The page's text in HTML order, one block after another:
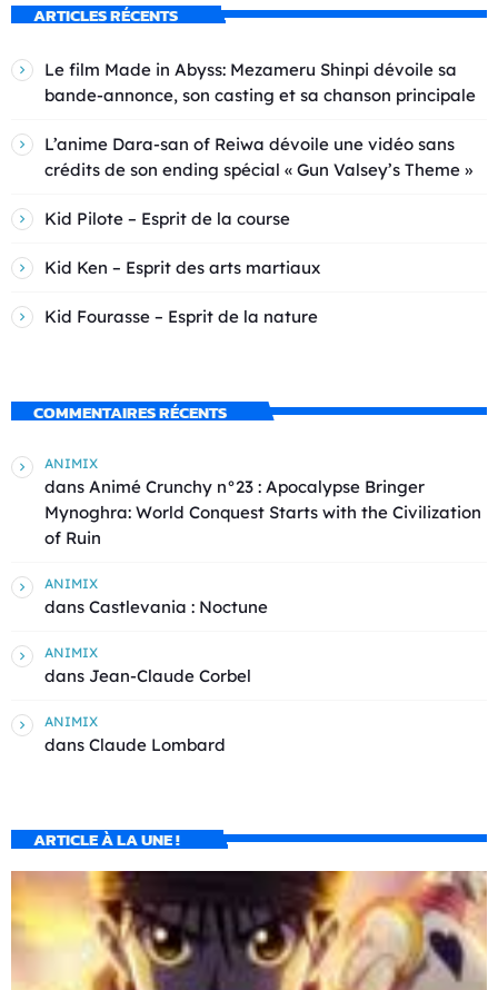
ARTICLES RÉCENTS
Le film Made in Abyss: Mezameru Shinpi dévoile sa
bande-annonce, son casting et sa chanson principale
L’anime Dara-san of Reiwa dévoile une vidéo sans
crédits de son ending spécial « Gun Valsey’s Theme »
Kid Pilote – Esprit de la course
Kid Ken – Esprit des arts martiaux
Kid Fourasse – Esprit de la nature
COMMENTAIRES RÉCENTS
ANIMIX
dans Animé Crunchy n°23 : Apocalypse Bringer
Mynoghra: World Conquest Starts with the Civilization
of Ruin
ANIMIX
dans Castlevania : Noctune
ANIMIX
dans Jean-Claude Corbel
ANIMIX
dans Claude Lombard
ARTICLE À LA UNE !